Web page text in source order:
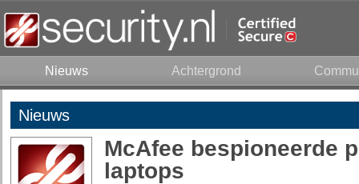
Nieuws Achtergrond
Nieuws
McAfee bespioneerde
laptops